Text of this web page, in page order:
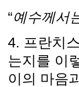
“예수께서
4. 프란치
는지를 이
이의 마음